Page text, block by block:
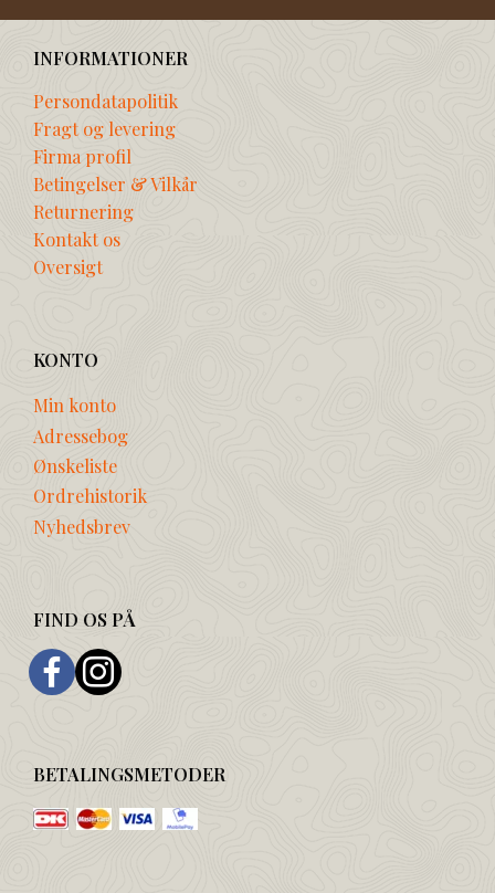
INFORMATIONER
Persondatapolitik
Fragt og levering
Firma profil
Betingelser & Vilkår
Returnering
Kontakt os
Oversigt
KONTO
Min konto
Adressebog
Ønskeliste
Ordrehistorik
Nyhedsbrev
FIND OS PÅ
BETALINGSMETODER